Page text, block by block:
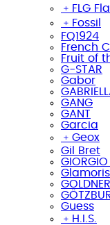
﹢ FLG
﹢ Fossil
FQ1924
French
Fruit of
G-STAR
Gabor
GANG
GANT
Garcia
﹢ Geox
Gil Bret
GIORGIO
GOLDNER
Guess
﹢ H.I.S.